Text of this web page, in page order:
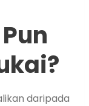
daripada